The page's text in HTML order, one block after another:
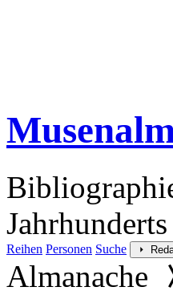
Jahrhunderts
Reihen Personen Suche
Almanache